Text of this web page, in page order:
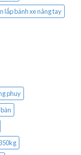
lắp bánh xe nâng tay
phuy